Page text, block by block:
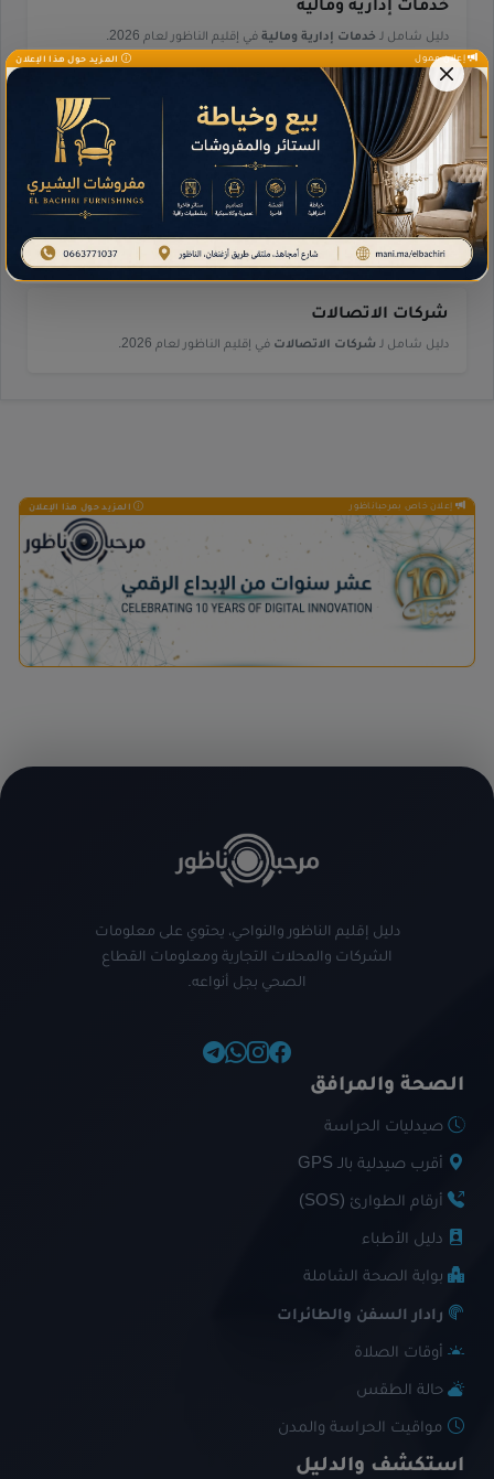
خدمات إدارية ومالية
دليل شامل لـ خدمات إدارية ومالية في إقليم الناظور لعام 2026.
خدمات النقل
دليل شامل لـخدمات النقل في إقليم الناظور لعام 2026.
رياضة
دليل شامل لـرياضةفي إقليم الناظور لعام 2026.
شركات الاتصالات
دليل شامل لـ شركات الاتصالات في إقليم الناظور لعام 2026.
إعلان خاص بمرحباناظور المزيد حول هذا الإعلان
دليل إقليم الناظور والنواحي، يحتوي على معلومات
الشركات والمحلات التجارية ومعلومات القطاع
الصحي بجل أنواعه.
الصحة والمرافق
صيدليات الحراسة
أقرب صيدلية بالـ GPS
أرقام الطوارئ (SOS)
دليل الأطباء
بوابة الصحة الشاملة
رادار السفن والطائرات
أوقات الصلاة
حالة الطقس
مواقيت الحراسة والمدن
استكشف والدليل
إعلان ممول المزيد حول هذا الإعلان